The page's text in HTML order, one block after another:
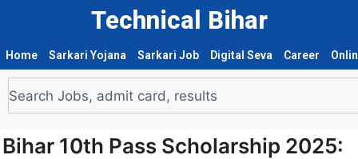
Technical Bihar
Home Sarkari Yojana Sarkari Job Digital Seva Career
Bihar 10th Pass Scholarship 2025: